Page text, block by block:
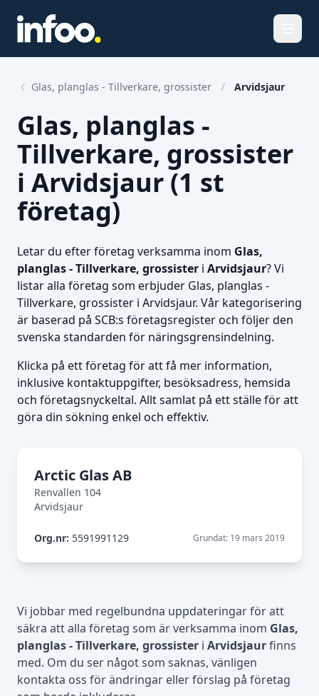
Glas, planglas - Tillverkare, grossister Arvidsjaur
Glas, planglas -
Tillverkare, grossister
i Arvidsjaur (1 st
företag)
Letar du efter företag verksamma inom Glas,
planglas - Tillverkare, grossister i Arvidsjaur? Vi
listar alla företag som erbjuder Glas, planglas -
Tillverkare, grossister i Arvidsjaur. Vår kategorisering
är baserad på SCB:s företagsregister och följer den
svenska standarden för näringsgrensindelning.
Klicka på ett företag för att få mer information,
inklusive kontaktuppgifter, besöksadress, hemsida
och företagsnyckeltal. Allt samlat på ett ställe för att
göra din sökning enkel och effektiv.
Arctic Glas AB
Renvallen 104
Arvidsjaur
Org.nr: 5591991129 Grundat: 19 mars 2019
Vi jobbar med regelbundna uppdateringar för att
säkra att alla företag som är verksamma inom Glas,
planglas - Tillverkare, grossister i Arvidsjaurfinns
med. Om du ser något som saknas, vänligen
kontakta oss för ändringar eller förslag på företag